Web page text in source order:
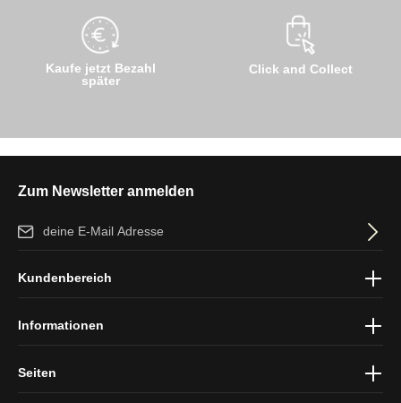
Kaufe jetzt Bezahl
später
Click and Collect
Zum Newsletter anmelden
E-Mail-Adresse*
und dieAGBgelesen und bin mit ihnen einverstanden.
Kundenbereich
Informationen
Seiten